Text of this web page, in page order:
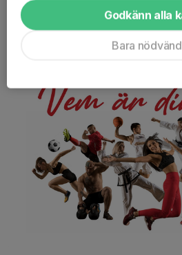
Snart är det dags -
28 maj, 13:22
Godkänn alla
Bara